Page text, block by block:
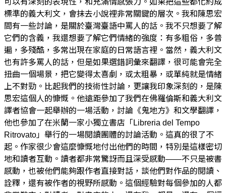
可以有深刻的表現性，和充滿情感張力。如果把這些都化約成
標準的義大利文，會抹去小說裡非常關鍵的層次。我和陳思宏
間有一些討論，是關於臺灣臺語中罵人的話。我不只想要了解
它們的含義，我還想要了解它們情緒的強度：有多粗俗，多普
遍，多殘酷，多常出現在家庭的日常語言裡。當然，義大利文
也有許多罵人的話，但是如果選錯詞彙來翻譯，很可能會完全
扭曲一個場景，把它變得太喜劇，或太粗暴，或單純就是情緒
上不對勁。比起我們的技術性討論，更讓我印象深刻的，是陳
思宏這個人的慷慨。他遠距參加了我們在佛羅倫斯和義大利文
譯者協會一起舉辦的一場活動，討論《鬼地方》和文學翻譯，
他也參加了在米蘭一家小獨立書店「Libreria del Tempo
Ritrovato」舉行的一場閱讀團體的討論活動。這真的很了不
起。作家很少會這麼慷慨地付出他們的時間，特別是這樣密切
地和讀者互動。讀者都非常驚訝而且深受感動——不只是被書
感動，也被他們能夠跟作者直接對話，談他們對作品的閱讀、
詮釋，還有被作者的視野所感動。這個經驗對每個參加的人都